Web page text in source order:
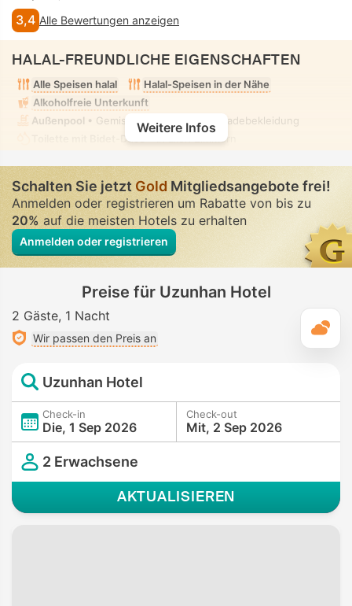
3,4 Alle Bewertungen anzeigen
HALAL-FREUNDLICHE EIGENSCHAFTEN
Alle Speisen halal
Halal-Speisen in der Nähe
Alkoholfreie Unterkunft
Außenpool • Gemischt • Bescheidene Badebekleidung
Toilette mit Bidet-Düse
• In allen Zimmern
Weitere Infos
Schalten Sie jetztGold Mitgliedsangebote frei!
Anmelden oder registrieren um Rabatte von bis zu
20%auf die meisten Hotels zu erhalten
Anmelden oder registrieren
Preise für Uzunhan Hotel
2 Gäste 1 Nacht
Wir passen den Preis an
Uzunhan Hotel
Check-in
Die, 1 Sep 2026
Check-out
Mit, 2 Sep 2026
2 Erwachsene
AKTUALISIEREN